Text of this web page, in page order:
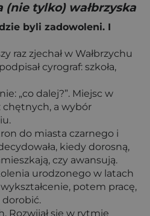
(nie tylko) wałbrzyska
byli zadowoleni. I
raz zjechał w Wałbrzychu
cyrograf: szkoła,
„co dalej?”. Miejsc w
chętnych, a wybór
do miasta czarnego i
kiedy dorosną,
czy awansują.
urodzonego w latach
potem pracę,
dorobić.
Rozwijał się w rytmie